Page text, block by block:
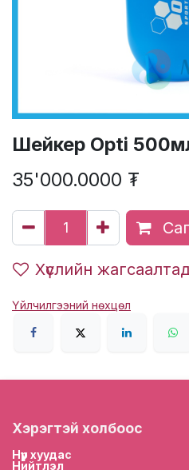
Шейкер Opti 500мл
35'000.0000 ₮
Хүслийн
Үйлчилгээний нөхцөл
Хэрэгтэй холбоос
Нүүр хуудас
Нийтлэл